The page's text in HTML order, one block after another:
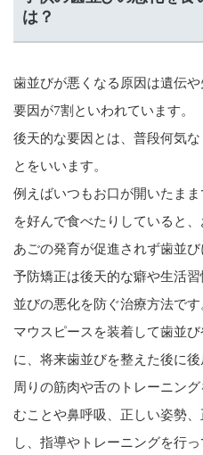
は？
歯並びが悪くなる原因は遺伝
要因が7割といわれています。
後天的な要因とは、普段何気
とをいいます。
例えばいつもお口が開いたま
を好んで食べたりしていると
あごの発育が促進されず歯並び
予防矯正は後天的な癖や生活
並びの悪化を防ぐ治療方法です
マウスピースを装着して歯並
に、将来歯並びを整えた後に
周りの筋肉や舌のトレーニン
むことや鼻呼吸、正しい姿勢
し、指導やトレーニングを行